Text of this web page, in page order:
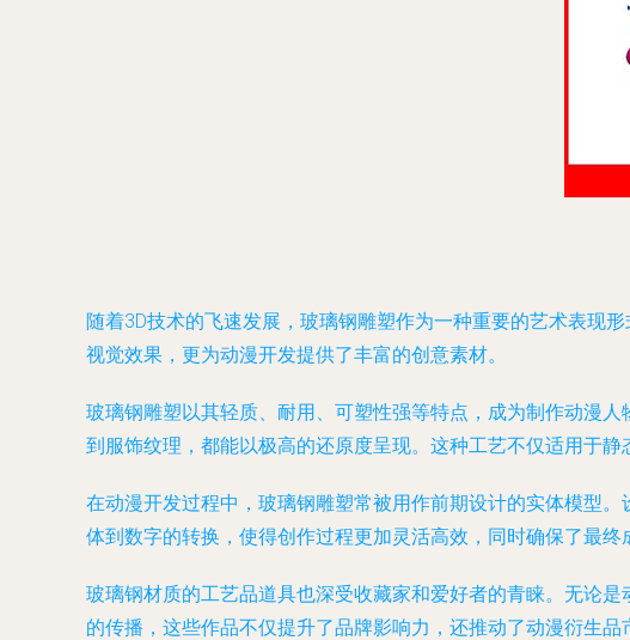
随着3D技术的飞速发展，玻璃钢雕塑作为一种重要的艺术表现
视觉效果，更为动漫开发提供了丰富的创意素材。
玻璃钢雕塑以其轻质、耐用、可塑性强等特点，成为制作动漫
到服饰纹理，都能以极高的还原度呈现。这种工艺不仅适用于
在动漫开发过程中，玻璃钢雕塑常被用作前期设计的实体模型
体到数字的转换，使得创作过程更加灵活高效，同时确保了最
玻璃钢材质的工艺品道具也深受收藏家和爱好者的青睐。无论
的传播，这些作品不仅提升了品牌影响力，还推动了动漫衍生品